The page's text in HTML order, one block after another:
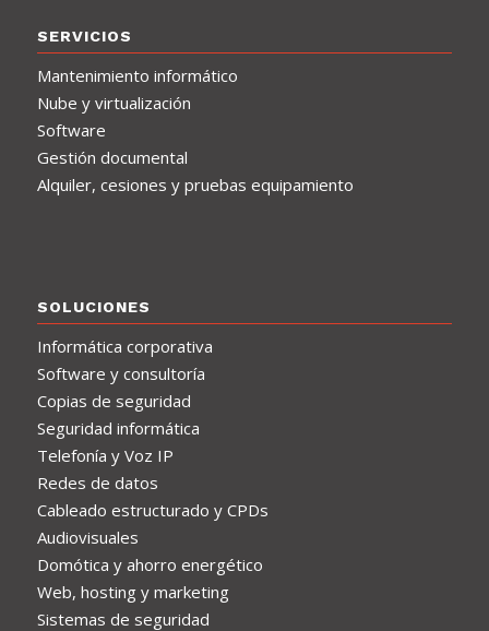
SERVICIOS
Mantenimiento informático
Nube y virtualización
Software
Gestión documental
Alquiler, cesiones y pruebas equipamiento
SOLUCIONES
Informática corporativa
Software y consultoría
Copias de seguridad
Seguridad informática
Telefonía y Voz IP
Redes de datos
Cableado estructurado y CPDs
Audiovisuales
Domótica y ahorro energético
Web, hosting y marketing
Sistemas de seguridad